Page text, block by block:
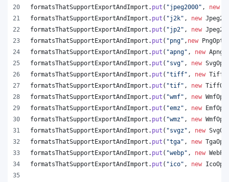
formatsThatSupportExportAndImport . put ( "jpeg2000" , new
formatsThatSupportExportAndImport . put ( "j2k" , new
formatsThatSupportExportAndImport . put ( "jp2" , new
formatsThatSupportExportAndImport . put ( "png" , new
formatsThatSupportExportAndImport . put ( "apng" , new
formatsThatSupportExportAndImport . put ( "svg" , new
formatsThatSupportExportAndImport . put ( "tiff" , new
formatsThatSupportExportAndImport . put ( "tif" , new
formatsThatSupportExportAndImport . put ( "wmf" , new
formatsThatSupportExportAndImport . put ( "emz" , new
formatsThatSupportExportAndImport . put ( "wmz" , new
formatsThatSupportExportAndImport . put ( "svgz" , new
formatsThatSupportExportAndImport . put ( "tga" , new
formatsThatSupportExportAndImport . put ( "webp" , new
formatsThatSupportExportAndImport . put ( "ico" , new